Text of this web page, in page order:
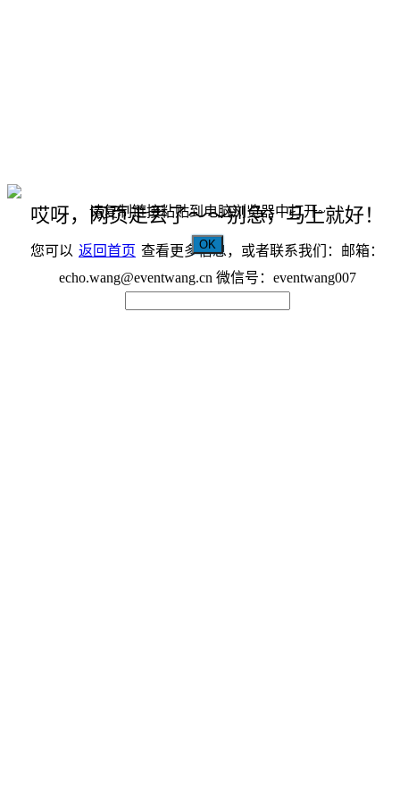
哎呀，网页走丢了～～别急，马上就好！
您可以 返回首页 查看更多信息，或者联系我们：邮箱：
echo.wang@eventwang.cn 微信号：eventwang007
请复制链接粘贴到电脑浏览器中打开~
OK